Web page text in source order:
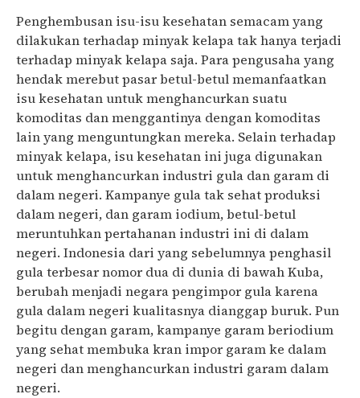
Penghembusan isu-isu kesehatan semacam yang
dilakukan terhadap minyak kelapa tak hanya terjadi
terhadap minyak kelapa saja. Para pengusaha yang
hendak merebut pasar betul-betul memanfaatkan
isu kesehatan untuk menghancurkan suatu
komoditas dan menggantinya dengan komoditas
lain yang menguntungkan mereka. Selain terhadap
minyak kelapa, isu kesehatan ini juga digunakan
untuk menghancurkan industri gula dan garam di
dalam negeri. Kampanye gula tak sehat produksi
dalam negeri, dan garam iodium, betul-betul
meruntuhkan pertahanan industri ini di dalam
negeri. Indonesia dari yang sebelumnya penghasil
gula terbesar nomor dua di dunia di bawah Kuba,
berubah menjadi negara pengimpor gula karena
gula dalam negeri kualitasnya dianggap buruk. Pun
begitu dengan garam, kampanye garam beriodium
yang sehat membuka kran impor garam ke dalam
negeri dan menghancurkan industri garam dalam
negeri.